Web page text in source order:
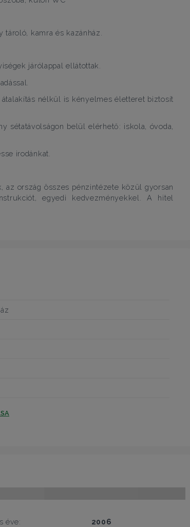
kamra és kazánház.
járólappal ellátottak.
nélkül is kényelmes életteret biztosít
sétatávolságon belül elérhető: iskola, óvoda,
irodánkat.
az ország összes pénzintézete közül gyorsan
egyedi kedvezményekkel. A hitel
éve: 2006